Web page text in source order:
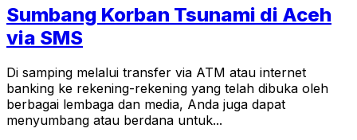
Sumbang Korban Tsunami di Aceh
via SMS
Di samping melalui transfer via ATM atau internet
banking ke rekening-rekening yang telah dibuka oleh
berbagai lembaga dan media, Anda juga dapat
menyumbang atau berdana untuk...